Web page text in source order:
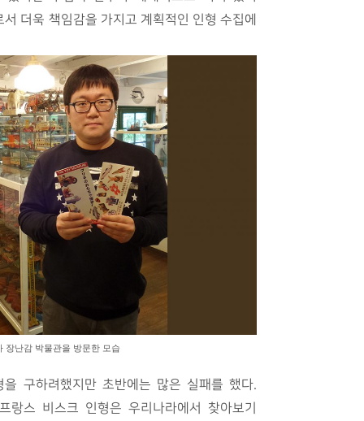
더욱 책임감을 가지고 계획적인 인형 수집에
장난감 박물관을 방문한 모습
구하려했지만 초반에는 많은 실패를 했다.
스 비스크 인형은 우리나라에서 찾아보기